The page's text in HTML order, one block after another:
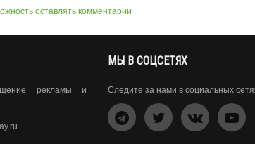
оставлять комментарии
рекламы и
МЫ В СОЦСЕТЯХ
Следите за нами в социальных